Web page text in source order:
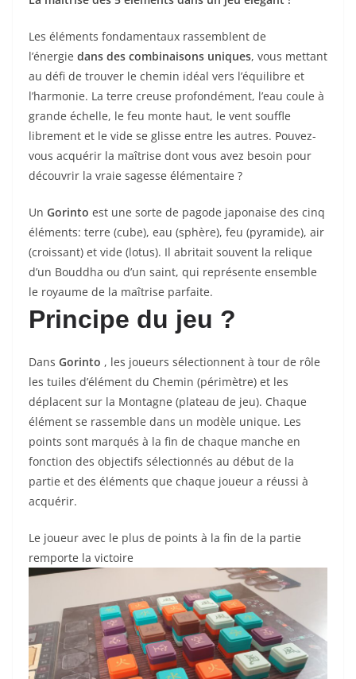
Les éléments fondamentaux rassemblent de
l’énergie dans des combinaisons uniques, vous mettant
au défi de trouver le chemin idéal vers l’équilibre et
l’harmonie. La terre creuse profondément, l’eau coule à
grande échelle, le feu monte haut, le vent souffle
librement et le vide se glisse entre les autres. Pouvez-
vous acquérir la maîtrise dont vous avez besoin pour
découvrir la vraie sagesse élémentaire ?
Un Gorinto est une sorte de pagode japonaise des cinq
éléments: terre (cube), eau (sphère), feu (pyramide), air
(croissant) et vide (lotus). Il abritait souvent la relique
d’un Bouddha ou d’un saint, qui représente ensemble
le royaume de la maîtrise parfaite.
Principe du jeu ?
Dans Gorinto , les joueurs sélectionnent à tour de rôle
les tuiles d’élément du Chemin (périmètre) et les
déplacent sur la Montagne (plateau de jeu). Chaque
élément se rassemble dans un modèle unique. Les
points sont marqués à la fin de chaque manche en
fonction des objectifs sélectionnés au début de la
partie et des éléments que chaque joueur a réussi à
acquérir.
Le joueur avec le plus de points à la fin de la partie
remporte la victoire